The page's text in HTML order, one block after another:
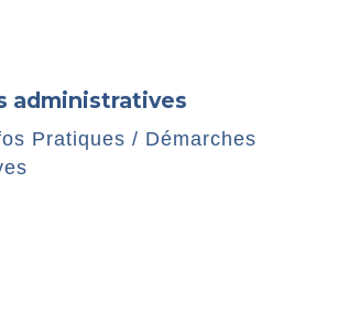
administratives
Pratiques / Démarches